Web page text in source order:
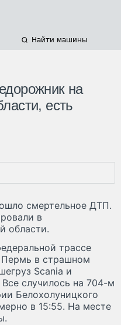
Найти машины
на
есть
смертельное ДТП.
в
области.
трассе
в страшном
Scania и
случилось на 704-м
Белохолуницкого
в 15:55. На месте